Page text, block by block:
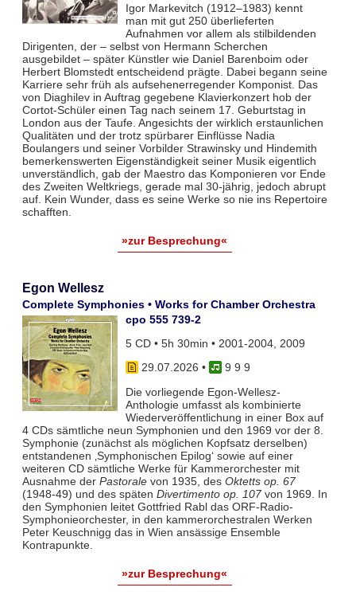
Igor Markevitch (1912–1983) kennt
man mit gut 250 überlieferten
Aufnahmen vor allem als stilbildenden
Dirigenten, der – selbst von Hermann Scherchen
ausgebildet – später Künstler wie Daniel Barenboim oder
Herbert Blomstedt entscheidend prägte. Dabei begann seine
Karriere sehr früh als aufsehenerregender Komponist. Das
von Diaghilev in Auftrag gegebene Klavierkonzert hob der
Cortot-Schüler einen Tag nach seinem 17. Geburtstag in
London aus der Taufe. Angesichts der wirklich erstaunlichen
Qualitäten und der trotz spürbarer Einflüsse Nadia
Boulangers und seiner Vorbilder Strawinsky und Hindemith
bemerkenswerten Eigenständigkeit seiner Musik eigentlich
unverständlich, gab der Maestro das Komponieren vor Ende
des Zweiten Weltkriegs, gerade mal 30-jährig, jedoch abrupt
auf. Kein Wunder, dass es seine Werke so nie ins Repertoire
schafften.
»zur Besprechung«
Egon Wellesz
Complete Symphonies • Works for Chamber Orchestra
cpo 555 739-2
5 CD • 5h 30min • 2001-2004, 2009
29.07.2026 •
9 9 9
Die vorliegende Egon-Wellesz-
Anthologie umfasst als kombinierte
Wiederveröffentlichung in einer Box auf
4 CDs sämtliche neun Symphonien und den 1969 vor der 8.
Symphonie (zunächst als möglichen Kopfsatz derselben)
entstandenen ‚Symphonischen Epilog‘ sowie auf einer
weiteren CD sämtliche Werke für Kammerorchester mit
Ausnahme der Pastoralevon 1935, des Oktetts op. 67
(1948-49) und des späten Divertimento op. 107von 1969. In
den Symphonien leitet Gottfried Rabl das ORF-Radio-
Symphonieorchester, in den kammerorchestralen Werken
Peter Keuschnigg das in Wien ansässige Ensemble
Kontrapunkte.
»zur Besprechung«